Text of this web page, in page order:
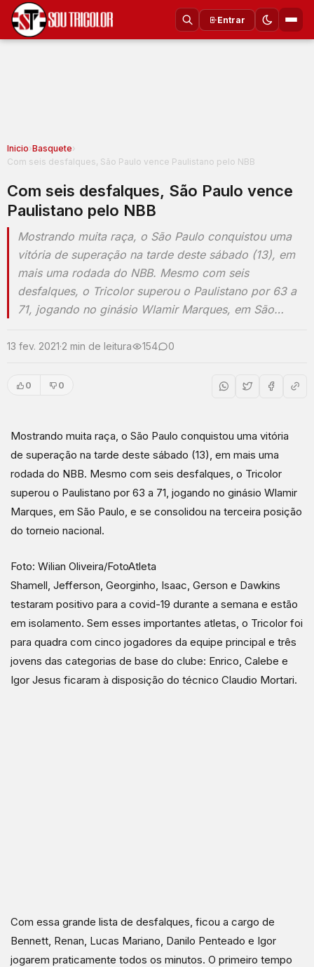
Entrar
Inicio›Basquete›
Com seis desfalques, São Paulo vence Paulistano pelo NBB
Com seis desfalques, São Paulo vence
Paulistano pelo NBB
Mostrando muita raça, o São Paulo conquistou uma
vitória de superação na tarde deste sábado (13), em
mais uma rodada do NBB. Mesmo com seis
desfalques, o Tricolor superou o Paulistano por 63 a
71, jogando no ginásio Wlamir Marques, em São…
13 fev. 2021·2 min de leitura 154 0
0 0
Mostrando muita raça, o São Paulo conquistou uma vitória
de superação na tarde deste sábado (13), em mais uma
rodada do NBB. Mesmo com seis desfalques, o Tricolor
superou o Paulistano por 63 a 71, jogando no ginásio Wlamir
Marques, em São Paulo, e se consolidou na terceira posição
do torneio nacional.
Foto: Wilian Oliveira/FotoAtleta
Shamell, Jefferson, Georginho, Isaac, Gerson e Dawkins
testaram positivo para a covid-19 durante a semana e estão
em isolamento. Sem esses importantes atletas, o Tricolor foi
para quadra com cinco jogadores da equipe principal e três
jovens das categorias de base do clube: Enrico, Calebe e
Igor Jesus ficaram à disposição do técnico Claudio Mortari.
Com essa grande lista de desfalques, ficou a cargo de
Bennett, Renan, Lucas Mariano, Danilo Penteado e Igor
jogarem praticamente todos os minutos. O primeiro tempo